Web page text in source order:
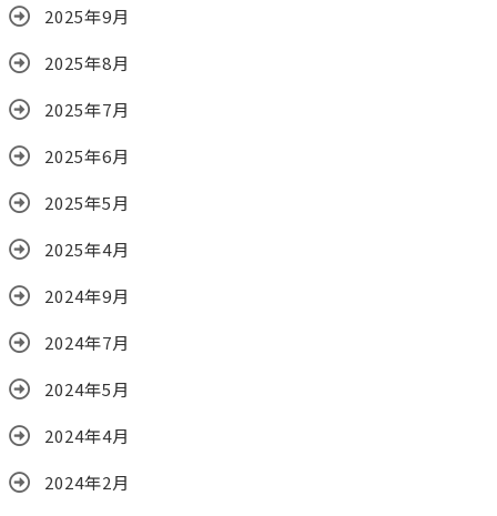
2025年9月
2025年8月
2025年7月
2025年6月
2025年5月
2025年4月
2024年9月
2024年7月
2024年5月
2024年4月
2024年2月